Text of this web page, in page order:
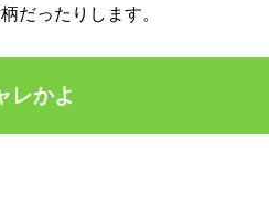
だったりします。
レかよ